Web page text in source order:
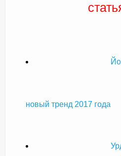
новый тренд 2017 года